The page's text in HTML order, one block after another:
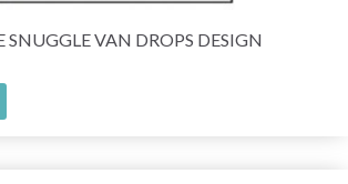
VAN DROPS DESIGN